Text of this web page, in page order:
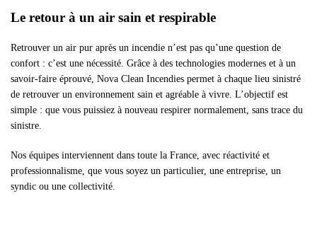
Le retour à un air sain et respirable
Retrouver un air pur après un incendie n’est pas qu’une question de
confort : c’est une nécessité. Grâce à des technologies modernes et à un
savoir-faire éprouvé, Nova Clean Incendies permet à chaque lieu sinistré
de retrouver un environnement sain et agréable à vivre. L’objectif est
simple : que vous puissiez à nouveau respirer normalement, sans trace du
sinistre.
Nos équipes interviennent dans toute la France, avec réactivité et
professionnalisme, que vous soyez un particulier, une entreprise, un
syndic ou une collectivité.